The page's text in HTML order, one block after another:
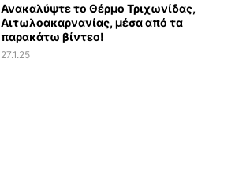
Ανακαλύψτε το Θέρμο Τριχωνίδας,
Αιτωλοακαρνανίας, μέσα από τα
παρακάτω βίντεο!
27.1.25